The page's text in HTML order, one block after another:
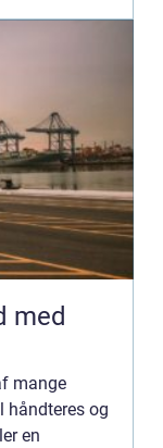
med
mange
håndteres og
en